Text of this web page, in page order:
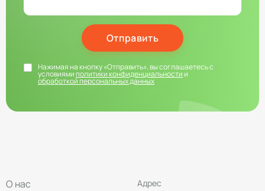
Отправить
Нажимая на кнопку «Отправить», вы соглашаетесь с
условиямиполитики конфиденциальностии
обработкой персональных данных
О нас
Адрес